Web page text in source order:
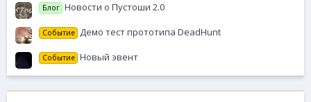
Блог Новости о Пустоши 2.0
Событие Демо тест прототипа DeadHunt
Событие Новый эвент